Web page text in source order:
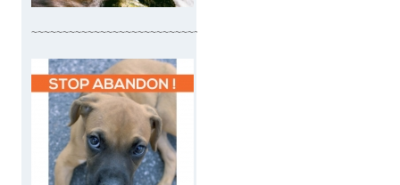
~~~~~~~~~~~~~~~~~~~~~~~~~~~~~~~~~